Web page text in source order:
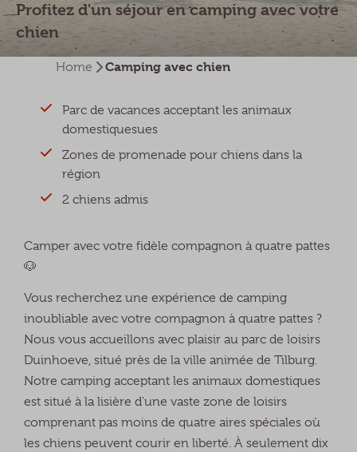
Profitez d'un séjour en camping avec votre
chien
Home Camping avec chien
Parc de vacances acceptant les animaux
domestiquesues
Zones de promenade pour chiens dans la
région
2 chiens admis
Camper avec votre fidèle compagnon à quatre pattes
🐶
Vous recherchez une expérience de camping
inoubliable avec votre compagnon à quatre pattes ?
Nous vous accueillons avec plaisir au parc de loisirs
Duinhoeve, situé près de la ville animée de Tilburg.
Notre camping acceptant les animaux domestiques
est situé à la lisière d'une vaste zone de loisirs
comprenant pas moins de quatre aires spéciales où
les chiens peuvent courir en liberté. À seulement dix